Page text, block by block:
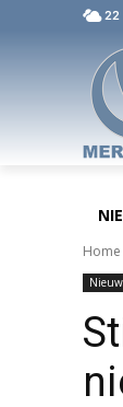
22
Home